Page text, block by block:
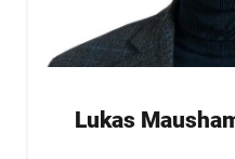
Lukas